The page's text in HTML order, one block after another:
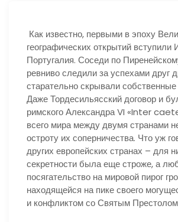
Как известно, первыми в эпоху
географических открытий вступили
Португалия. Соседи по
ревниво следили за успехами друг
старательно скрывали
Даже Тордесильясский договор и
римского Александра VI «Inter
всего мира между двумя странами
остроту их соперничества. Что уж
других европейских странах – для
секретности была еще строже, а
посягательство на мировой пирог
находящейся на пике своего
и конфликтом со Святым